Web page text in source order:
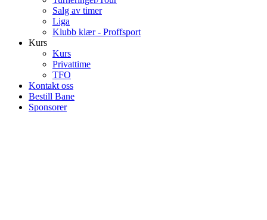
Salg av timer
Liga
Klubb klær - Proffsport
Kurs
Kurs
Privattime
TFO
Kontakt oss
Bestill Bane
Sponsorer